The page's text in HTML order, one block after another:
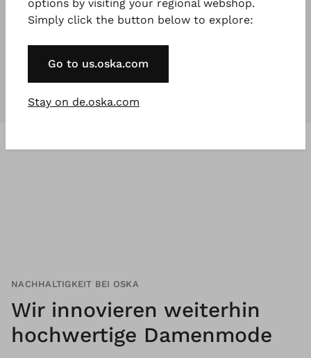
Unsere Kollektionensind fürjeden
der etwas Besonderes will.
NACHHALTIGKEIT BEI OSKA
Wir innovieren weiterhin
hochwertige Damenmode
options by visiting your regional webshop.
Simply click the button below to explore:
Go to us.oska.com
Stay on de.oska.com